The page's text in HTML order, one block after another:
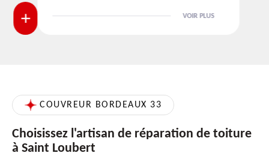
VOIR PLUS
COUVREUR BORDEAUX 33
Choisissez l'artisan de réparation de toiture
à Saint Loubert